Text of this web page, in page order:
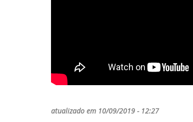
atualizado em 10/09/2019 - 12:27